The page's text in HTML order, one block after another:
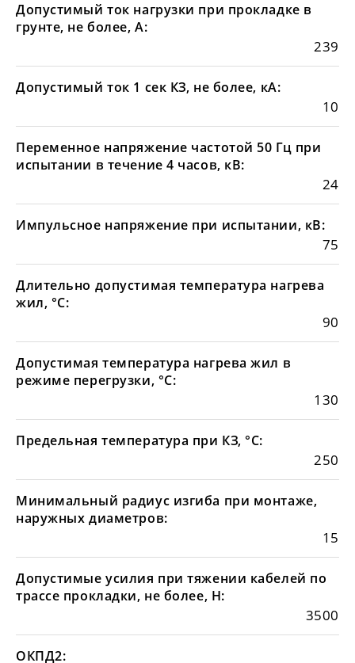
Допустимый ток нагрузки при прокладке в
грунте, не более, А:
239
Допустимый ток 1 сек КЗ, не более, кА:
10
Переменное напряжение частотой 50 Гц при
испытании в течение 4 часов, кВ:
24
Импульсное напряжение при испытании, кВ:
75
Длительно допустимая температура нагрева
жил, °С:
90
Допустимая температура нагрева жил в
режиме перегрузки, °С:
130
Предельная температура при КЗ, °С:
250
Минимальный радиус изгиба при монтаже,
наружных диаметров:
15
Допустимые усилия при тяжении кабелей по
трассе прокладки, не более, Н:
3500
ОКПД2: